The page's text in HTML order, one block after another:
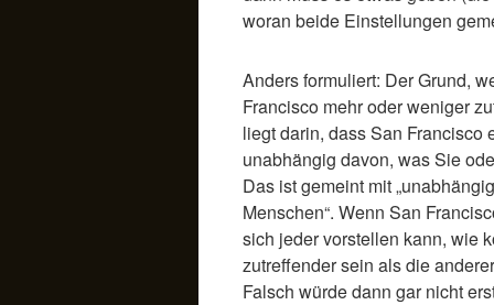
woran beide Einstellungen
Anders formuliert: Der Grund,
Francisco mehr oder weniger
liegt darin, dass San Francisco
unabhängig davon, was Sie
Das ist gemeint mit
Menschen“. Wenn San
sich jeder vorstellen kann, wie
zutreffender sein als die
Falsch würde dann gar nicht